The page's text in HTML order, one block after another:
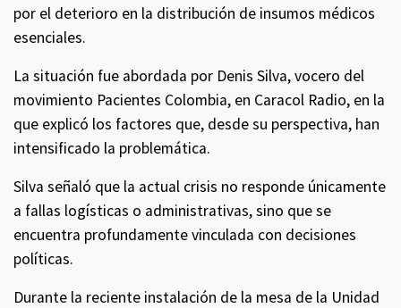
por el deterioro en la distribución de insumos médicos
esenciales.
La situación fue abordada por Denis Silva, vocero del
movimiento Pacientes Colombia, en Caracol Radio, en la
que explicó los factores que, desde su perspectiva, han
intensificado la problemática.
Silva señaló que la actual crisis no responde únicamente
a fallas logísticas o administrativas, sino que se
encuentra profundamente vinculada con decisiones
políticas.
Durante la reciente instalación de la mesa de la Unidad